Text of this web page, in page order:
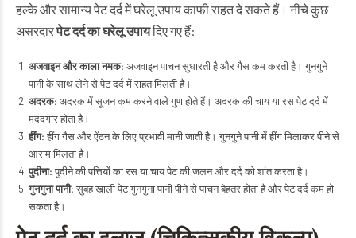
हल्के और सामान्य पेट दर्द में घरेलू उपाय काफी राहत दे सकते हैं। नीचे कुछ
असरदारपेट दर्द का घरेलू उपायदिए गए हैं:
अजवाइन और काला नमक: अजवाइन पाचन सुधारती है और गैस कम करती है। गुनगुने
पानी के साथ लेने से पेट दर्द में राहत मिलती है।
अदरक: अदरक में सूजन कम करने वाले गुण होते हैं। अदरक की चाय या रस पेट दर्द में
मददगार होता है।
हींग: हींग गैस और ऐंठन के लिए प्रभावी मानी जाती है। गुनगुने पानी में हींग मिलाकर पीने से
आराम मिलता है।
पुदीना: पुदीने की पत्तियों का रस या चाय पेट की जलन और दर्द को शांत करता है।
गुनगुना पानी: सुबह खाली पेट गुनगुना पानी पीने से पाचन बेहतर होता है और पेट दर्द कम हो
सकता है।